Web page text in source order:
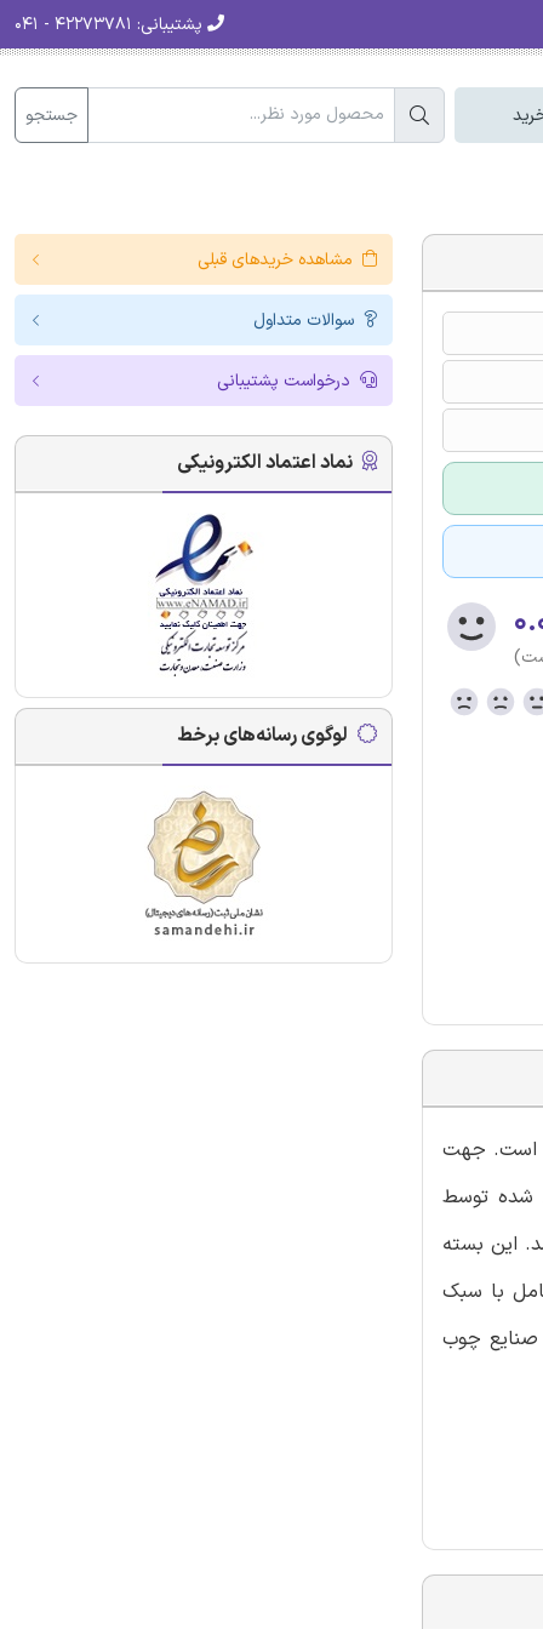
پشتیبانی:
جستجو
است. جهت
طراحی شده توسط
این بسته
با سبک
صنایع چوب
مشاهده خریدهای قبلی
سوالات متداول
درخواست پشتیبانی
نماد اعتماد الکترونیکی
لوگوی رسانه‌های برخط